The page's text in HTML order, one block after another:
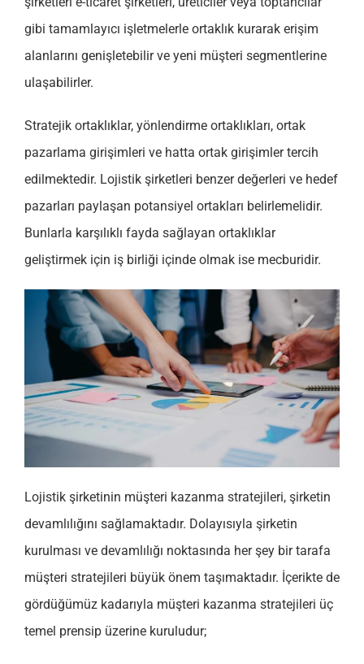
gibi tamamlayıcı işletmelerle ortaklık kurarak erişim
alanlarını genişletebilir ve yeni müşteri segmentlerine
ulaşabilirler.
Stratejik ortaklıklar, yönlendirme ortaklıkları, ortak
pazarlama girişimleri ve hatta ortak girişimler tercih
edilmektedir. Lojistik şirketleri benzer değerleri ve hedef
pazarları paylaşan potansiyel ortakları belirlemelidir.
Bunlarla karşılıklı fayda sağlayan ortaklıklar
geliştirmek için iş birliği içinde olmak ise mecburidir.
Lojistik şirketinin müşteri kazanma stratejileri, şirketin
devamlılığını sağlamaktadır. Dolayısıyla şirketin
kurulması ve devamlılığı noktasında her şey bir tarafa
müşteri stratejileri büyük önem taşımaktadır. İçerikte de
gördüğümüz kadarıyla müşteri kazanma stratejileri üç
temel prensip üzerine kuruludur;